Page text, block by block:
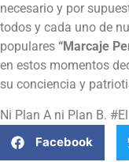
necesario y por
todos y cada uno de
populares “Marcaje
en estos momentos
su conciencia y
Ni Plan A ni Plan B.
Facebook